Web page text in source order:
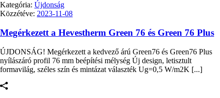
Kategória: Újdonság
Közzétéve: 2023-11-08
Megérkezett a Hevestherm Green 76 és Green 76 Plus
ÚJDONSÁG! Megérkezett a kedvező árú Green76 és Green76 Plus
nyílászáró profil 76 mm beépítési mélység Új design, letisztult
formavilág, széles szín és mintázat választék Ug=0,5 W/m2K [...]